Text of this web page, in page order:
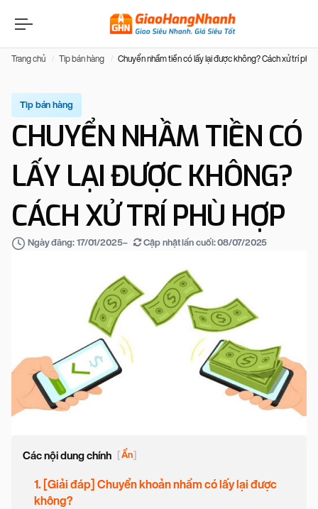
Trang chủ Tip bán hàng Chuyển nhầm tiền có lấy lại được không? Cách xử trí phù
Tip bán hàng
CHUYỂN NHẦM TIỀN CÓ
LẤY LẠI ĐƯỢC KHÔNG?
CÁCH XỬ TRÍ PHÙ HỢP
Ngày đăng: 17/01/2025– Cập nhật lần cuối:08/07/2025
Các nội dung chính [Ẩn]
1. [Giải đáp] Chuyển khoản nhầm có lấy lại được
không?